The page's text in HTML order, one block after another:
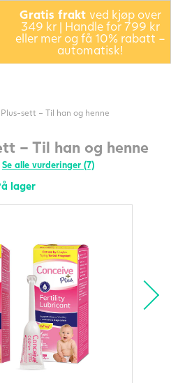
Gratis fraktved kjøp over
349 kr | Handle for 799 kr
eller mer og få 10% rabatt –
automatisk!
sett – Til han og henne
– Til han og henne
Se alle vurderinger (7)
lager